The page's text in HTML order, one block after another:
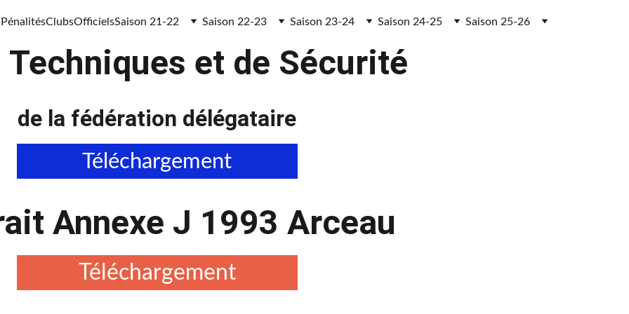
PénalitésClubsOfficielsSaison 21-22 Saison 22-23 Saison 23-24 Saison 24-25 Saison 25-26
Techniques et de Sécurité
de la fédération délégataire
Téléchargement
Annexe J 1993 Arceau
Téléchargement